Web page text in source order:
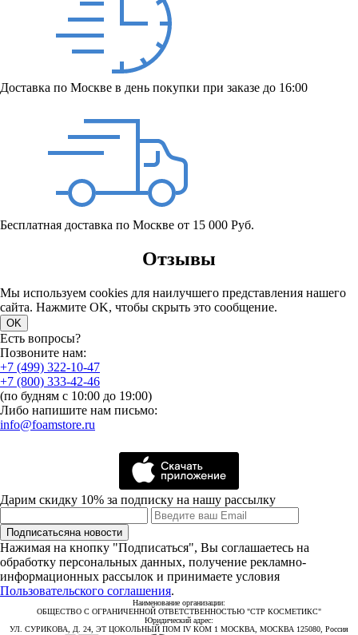
Доставка по Москве в день покупки при заказе до 16:00
Бесплатная доставка по Москве от 15 000 Руб.
Отзывы
Мы используем cookies для наилучшего представления нашего
сайта. Нажмите OK, чтобы скрыть это сообщение.
OK
Есть вопросы?
Позвоните нам:
+7 (499) 322-10-47
+7 (800) 333-42-46
(по будням с 10:00 до 19:00)
Либо напишите нам письмо:
info@foamstore.ru
Дарим скидку 10% за подписку на нашу рассылку
Подписатьсяна новости
Нажимая на кнопку "Подписаться", Вы соглашаетесь на
обработку персональных данных, получение рекламно-
информационных рассылок и принимаете условия
Пользовательского соглашения.
Наименование организации:
ОБЩЕСТВО С ОГРАНИЧЕННОЙ ОТВЕТСТВЕННОСТЬЮ "СТР КОСМЕТИКС"
Юридический адрес:
УЛ. СУРИКОВА, Д. 24, ЭТ ЦОКОЛЬНЫЙ ПОМ IV КОМ 1 МОСКВА, МОСКВА 125080, Россия